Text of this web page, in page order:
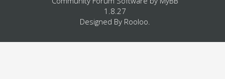
1.8.27
Designed By Rooloo.